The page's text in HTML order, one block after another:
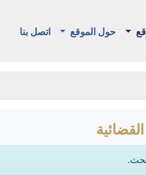
حول الموقع اتصل بنا